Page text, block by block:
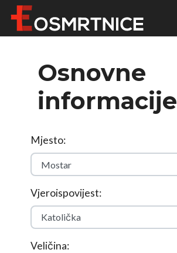
Osnovne
informacije
Mjesto:
Vjeroispovijest:
Veličina: